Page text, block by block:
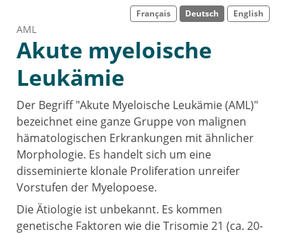
Français Deutsch English
AML
Akute myeloische
Leukämie
Der Begriff "Akute Myeloische Leukämie (AML)"
bezeichnet eine ganze Gruppe von malignen
hämatologischen Erkrankungen mit ähnlicher
Morphologie. Es handelt sich um eine
disseminierte klonale Proliferation unreifer
Vorstufen der Myelopoese.
Die Ätiologie ist unbekannt. Es kommen
genetische Faktoren wie die Trisomie 21 (ca. 20-